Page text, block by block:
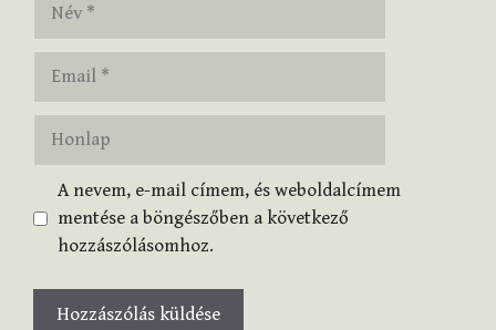
Honlap
A nevem, e-mail címem, és weboldalcímem
mentése a böngészőben a következő
hozzászólásomhoz.